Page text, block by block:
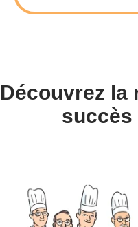
Découvrez la
succès